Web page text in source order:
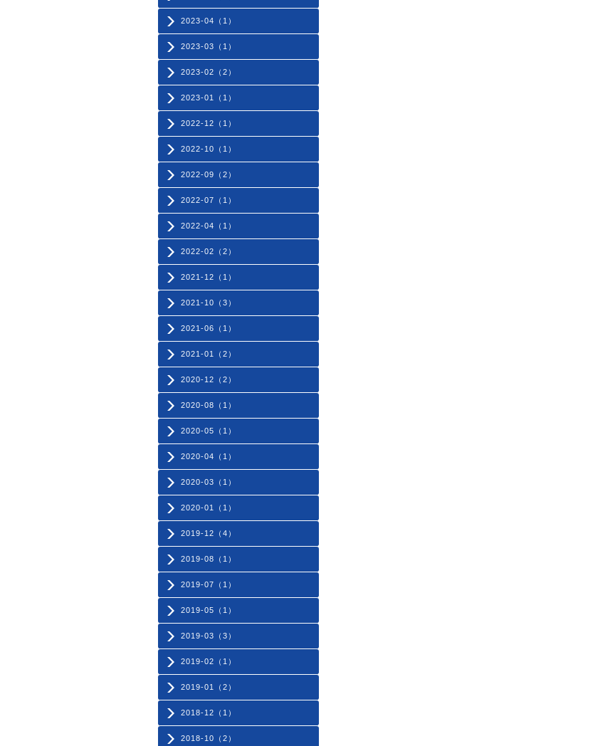
2023-04（1）
2023-03（1）
2023-02（2）
2023-01（1）
2022-12（1）
2022-10（1）
2022-09（2）
2022-07（1）
2022-04（1）
2022-02（2）
2021-12（1）
2021-10（3）
2021-06（1）
2021-01（2）
2020-12（2）
2020-08（1）
2020-05（1）
2020-04（1）
2020-03（1）
2020-01（1）
2019-12（4）
2019-08（1）
2019-07（1）
2019-05（1）
2019-03（3）
2019-02（1）
2019-01（2）
2018-12（1）
2018-10（2）